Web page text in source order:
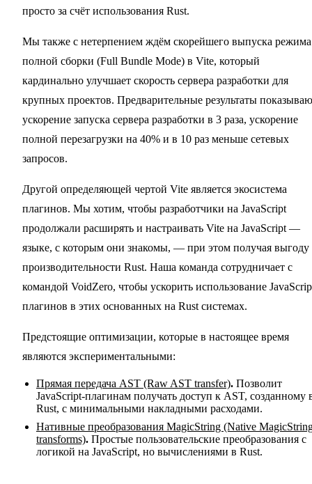
просто за счёт использования Rust.
Мы также с нетерпением ждём скорейшего выпуска режима
полной сборки (Full Bundle Mode) в Vite, который
кардинально улучшает скорость сервера разработки для
крупных проектов. Предварительные результаты
ускорение запуска сервера разработки в 3 раза, ускорение
полной перезагрузки на 40% и в 10 раз меньше сетевых
запросов.
Другой определяющей чертой Vite является экосистема
плагинов. Мы хотим, чтобы разработчики на JavaScript
продолжали расширять и настраивать Vite на JavaScript —
языке, с которым они знакомы, — при этом получая выгоду
производительности Rust. Наша команда сотрудничает с
командой VoidZero, чтобы ускорить использование
плагинов в этих основанных на Rust системах.
Предстоящие оптимизации, которые в настоящее время
являются экспериментальными:
Прямая передача AST (Raw AST transfer). Позволит
JavaScript-плагинам получать доступ к AST, созданному
Rust, с минимальными накладными расходами.
Нативные преобразования MagicString (Native
transforms). Простые пользовательские преобразования с
логикой на JavaScript, но вычислениями в Rust.